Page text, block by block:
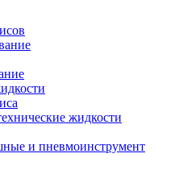
жидкости
и пневмоинструмент